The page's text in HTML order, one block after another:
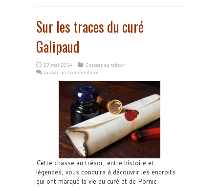
Sur les traces du curé
Galipaud
27 mai 2014
Chasses au trésor
Laisser un commentaire
Cette chasse au trésor, entre histoire et
légendes, vous conduira à découvrir les endroits
qui ont marqué la vie du curé et de Pornic